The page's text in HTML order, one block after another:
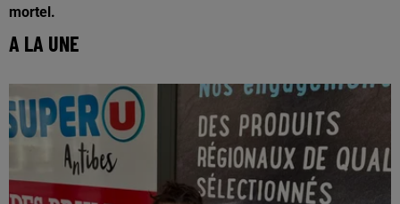
mortel.
A LA UNE